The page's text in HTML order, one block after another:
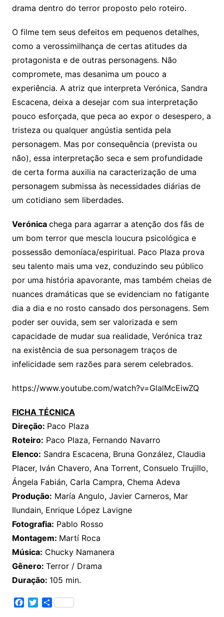
drama dentro do terror proposto pelo roteiro.
O filme tem seus defeitos em pequenos detalhes,
como a verossimilhança de certas atitudes da
protagonista e de outras personagens. Não
compromete, mas desanima um pouco a
experiência. A atriz que interpreta Verónica, Sandra
Escacena, deixa a desejar com sua interpretação
pouco esforçada, que peca ao expor o desespero, a
tristeza ou qualquer angústia sentida pela
personagem. Mas por consequência (prevista ou
não), essa interpretação seca e sem profundidade
de certa forma auxilia na caracterização de uma
personagem submissa às necessidades diárias de
um cotidiano sem liberdades.
Verónica chega para agarrar a atenção dos fãs de
um bom terror que mescla loucura psicológica e
possessão demoníaca/espiritual. Paco Plaza prova
seu talento mais uma vez, conduzindo seu público
por uma história apavorante, mas também cheias de
nuances dramáticas que se evidenciam no fatigante
dia a dia e no rosto cansado dos personagens. Sem
poder ser ouvida, sem ser valorizada e sem
capacidade de mudar sua realidade, Verónica traz
na existência de sua personagem traços de
infelicidade sem razões para serem celebrados.
https://www.youtube.com/watch?v=GlalMcEiwZQ
FICHA TÉCNICA
Direção: Paco Plaza
Roteiro: Paco Plaza, Fernando Navarro
Elenco: Sandra Escacena, Bruna González, Claudia
Placer, Iván Chavero, Ana Torrent, Consuelo Trujillo,
Ángela Fabián, Carla Campra, Chema Adeva
Produção: María Angulo, Javier Carneros, Mar
Ilundain, Enrique López Lavigne
Fotografia: Pablo Rosso
Montagem: Martí Roca
Música: Chucky Namanera
Gênero: Terror / Drama
Duração: 105 min.
S